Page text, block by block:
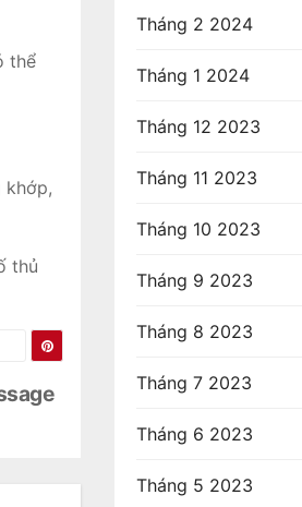
thể
khớp,
thủ
Tháng 2 2024
Tháng 1 2024
Tháng 12 2023
Tháng 11 2023
Tháng 10 2023
Tháng 9 2023
Tháng 8 2023
Tháng 7 2023
Tháng 6 2023
Tháng 5 2023